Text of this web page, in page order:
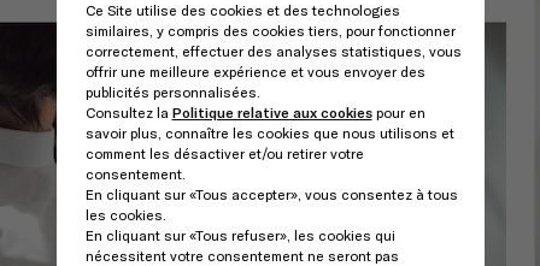
Ce Site utilise des cookies et des technologies
similaires, y compris des cookies tiers, pour fonctionner
correctement, effectuer des analyses statistiques, vous
offrir une meilleure expérience et vous envoyer des
publicités personnalisées.
Consultez la Politique relative aux cookiespour en
savoir plus, connaître les cookies que nous utilisons et
comment les désactiver et/ou retirer votre
consentement.
En cliquant sur «Tous accepter», vous consentez à tous
les cookies.
En cliquant sur «Tous refuser», les cookies qui
nécessitent votre consentement ne seront pas